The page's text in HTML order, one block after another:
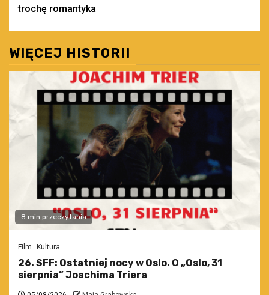
trochę romantyka
WIĘCEJ HISTORII
8 min przeczytania
Film Kultura
26. SFF: Ostatniej nocy w Oslo. O „Oslo, 31
sierpnia” Joachima Triera